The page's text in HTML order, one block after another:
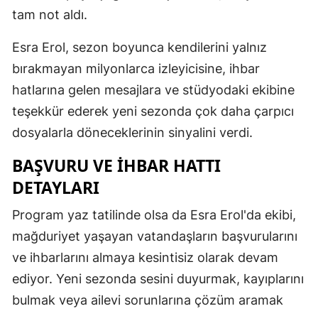
Trabzon
Tunceli
Şanlıurfa
Zonguldak
Aksaray
Bayburt
tam not aldı.
Esra Erol, sezon boyunca kendilerini yalnız
bırakmayan milyonlarca izleyicisine, ihbar
hatlarına gelen mesajlara ve stüdyodaki ekibine
teşekkür ederek yeni sezonda çok daha çarpıcı
dosyalarla döneceklerinin sinyalini verdi.
BAŞVURU VE İHBAR HATTI
DETAYLARI
Program yaz tatilinde olsa da Esra Erol'da ekibi,
mağduriyet yaşayan vatandaşların başvurularını
ve ihbarlarını almaya kesintisiz olarak devam
ediyor. Yeni sezonda sesini duyurmak, kayıplarını
bulmak veya ailevi sorunlarına çözüm aramak